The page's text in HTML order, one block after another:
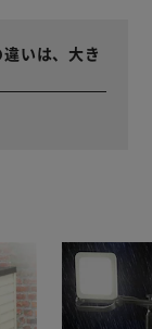
いは、大き